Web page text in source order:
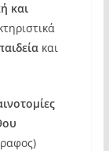
και
και